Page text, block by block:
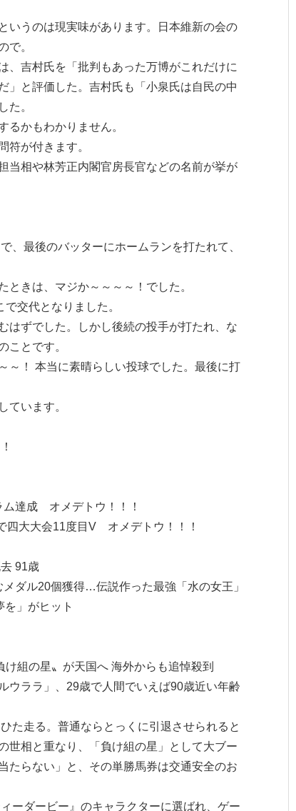
いうのは現実味があります。日本維新の会の
で。
、吉村氏を「批判もあった万博がこれだけに
」と評価した。吉村氏も「小泉氏は自民の中
た。
るかもわかりません。
符が付きます。
当相や林芳正内閣官房長官などの名前が挙が
、最後のバッターにホームランを打たれて、
ときは、マジか～～～～！でした。
交代となりました。
はずでした。しかし後続の投手が打たれ、な
ことです。
～！ 本当に素晴らしい投球でした。最後に打
ています。
ム達成 オメデトウ！！！
四大大会11度目V オメデトウ！！！
91歳
ダル20個獲得…伝説作った最強「水の女王」
」がヒット
組の星〟が天国へ 海外からも追悼殺到
ウララ」、29歳で人間でいえば90歳近い年齢
た走る。普通ならとっくに引退させられると
世相と重なり、「負け組の星」として大ブー
たらない」と、その単勝馬券は交通安全のお
ーダービー』のキャラクターに選ばれ、ゲー